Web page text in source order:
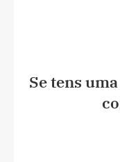
Se tens